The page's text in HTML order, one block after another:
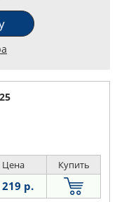
Цена Купить
219 р.